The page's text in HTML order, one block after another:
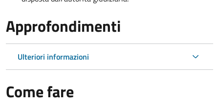
Approfondimenti
Ulteriori informazioni
Come fare